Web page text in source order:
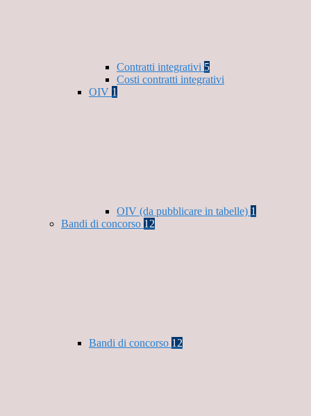
Contratti integrativi 5
Costi contratti integrativi
OIV 1
OIV (da pubblicare in tabelle) 1
Bandi di concorso 12
Bandi di concorso 12